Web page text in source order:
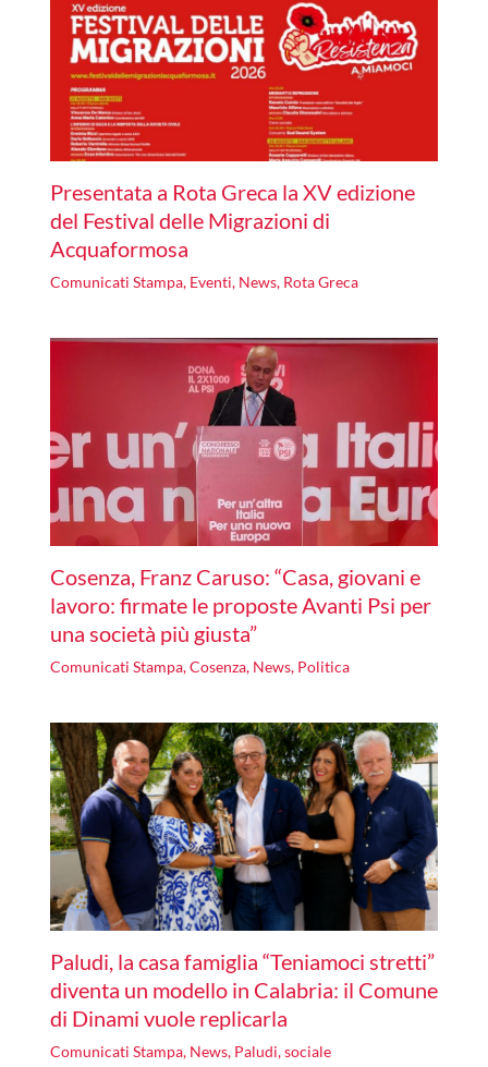
Presentata a Rota Greca la XV edizione
del Festival delle Migrazioni di
Acquaformosa
Comunicati Stampa, Eventi, News, Rota Greca
Cosenza, Franz Caruso: “Casa, giovani e
lavoro: firmate le proposte Avanti Psi per
una società più giusta”
Comunicati Stampa,Cosenza, News, Politica
Paludi, la casa famiglia “Teniamoci stretti”
diventa un modello in Calabria: il Comune
di Dinami vuole replicarla
Comunicati Stampa, News, Paludi,sociale